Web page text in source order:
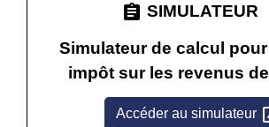
assignment SIMULATEUR
Simulateur de calcul pour
impôt sur les revenus
Accéder au simulateur